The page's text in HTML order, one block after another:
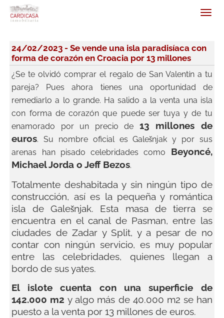
24/02/2023 - Se vende una isla paradisíaca con
forma de corazón en Croacia por 13 millones
¿Se te olvidó comprar el regalo de San Valentín a tu
pareja? Pues ahora tienes una oportunidad de
remediarlo a lo grande. Ha salido a la venta una isla
con forma de corazón que puede ser tuya y de tu
enamorado por un precio de 13 millones de
euros. Su nombre oficial es Galešnjak y por sus
arenas han pisado celebridades como Beyoncé,
Michael Jorda o Jeff Bezos.
Totalmente deshabitada y sin ningún tipo de
construcción, así es la pequeña y romántica
isla de Galešnjak. Esta masa de tierra se
encuentra en el canal de Pasman, entre las
ciudades de Zadar y Split, y a pesar de no
contar con ningún servicio, es muy popular
entre las celebridades, quienes llegan a
bordo de sus yates.
El islote cuenta con una superficie de
142.000 m2 y algo más de 40.000 m2 se han
puesto a la venta por 13 millones de euros.